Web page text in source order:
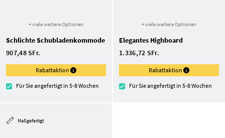
+ viele weitere Optionen
Schlichte Schubladen­kommode
907,48 SFr.
Rabattaktion
Für Sie angefertigt in 5-8 Wochen
+ viele weitere Optionen
Elegantes Highboard
1.336,72 SFr.
Rabattaktion
Für Sie angefertigt in 5-8 Wochen
Maßgefertigt